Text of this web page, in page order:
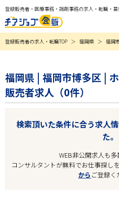
登録販売者・医療事務・調剤事務の求人・転職・募
登録販売者の求人・転職TOP 福岡県 福岡
福岡県 | 福岡市博多区 |
販売者求人（0件）
検索頂いた条件に合う求人
た。
WEB非公開求人も多
コンサルタントが無料でお仕事探し
から ご登録く